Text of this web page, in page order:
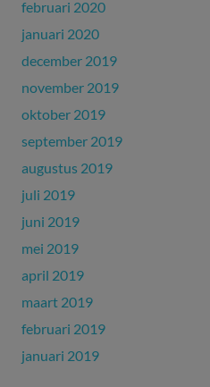
februari 2020
januari 2020
december 2019
november 2019
oktober 2019
september 2019
augustus 2019
juli 2019
juni 2019
mei 2019
april 2019
maart 2019
februari 2019
januari 2019